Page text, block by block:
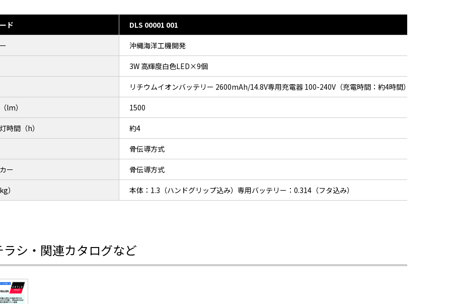
ド DLS 00001 001
沖縄海洋工機開発
3W 高輝度白色LED×9個
リチウムイオンバッテリー 2600mAh/14.8V専用充電器 100-240V（充電時間：約4時間）
lm） 1500
時間（h） 約4
骨伝導方式
ー 骨伝導方式
） 本体：1.3（ハンドグリップ込み）専用バッテリー：0.314（フタ込み）
ラシ・関連カタログなど